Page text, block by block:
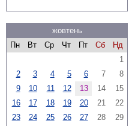
жовтень
Пн
Вт Ср Чт Пт Сб
Нд
1
2
3 4 5 6 7
8
9
10 11 12 13 14
15
16
17 18 19 20 21
22
23
24 25 26 27 28
29